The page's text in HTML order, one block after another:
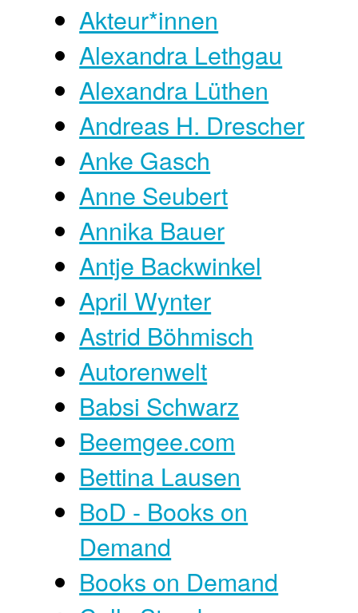
Akteur*innen
Alexandra Lethgau
Alexandra Lüthen
Andreas H. Drescher
Anke Gasch
Anne Seubert
Annika Bauer
Antje Backwinkel
April Wynter
Astrid Böhmisch
Autorenwelt
Babsi Schwarz
Beemgee.com
Bettina Lausen
BoD - Books on
Demand
Books on Demand